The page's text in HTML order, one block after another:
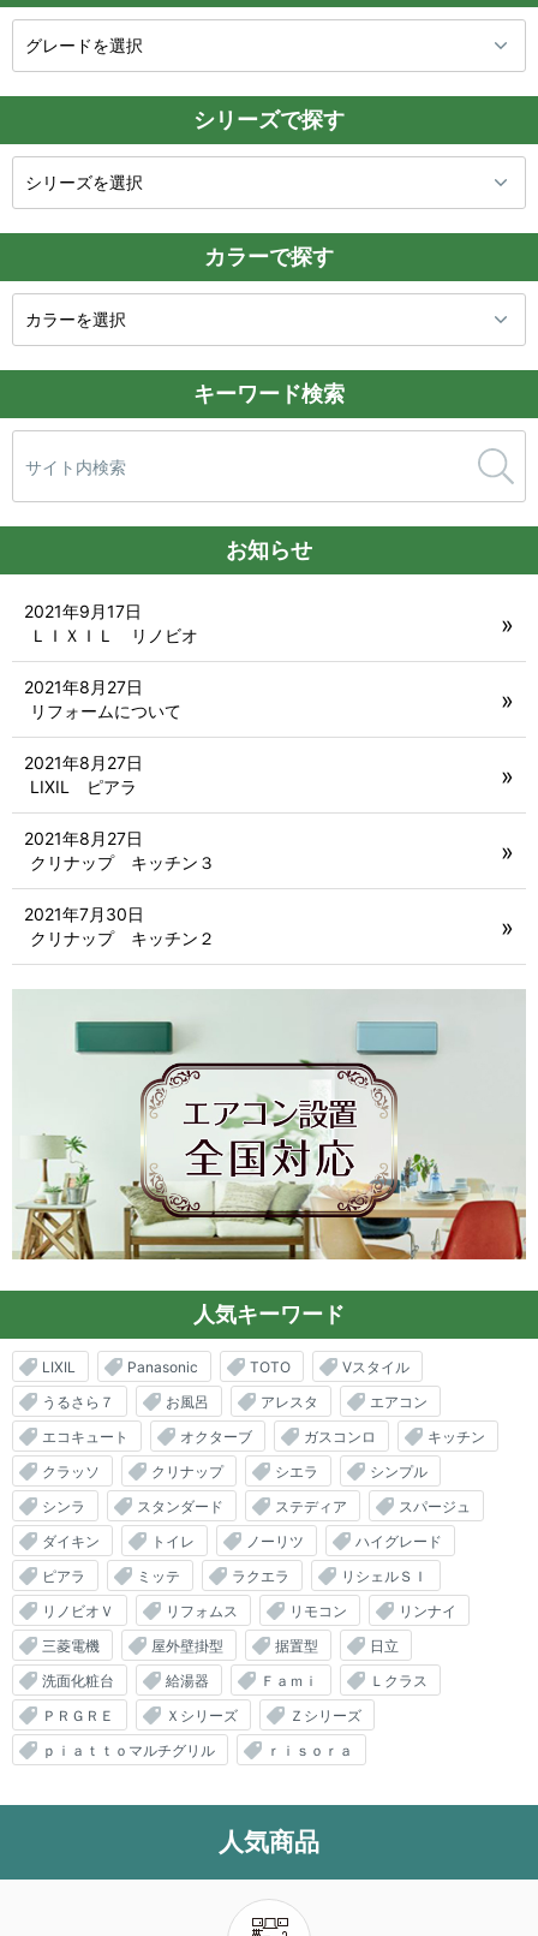
シリーズで探す
カラーで探す
キーワード検索
索:
お知らせ
ＬＩＸＩＬ リノビオ
2021年9月17日
リフォームについて
2021年8月27日
LIXIL ピアラ
2021年8月27日
クリナップ キッチン３
2021年8月27日
クリナップ キッチン２
2021年7月30日
人気キーワード
LIXIL Panasonic TOTO
Vスタイル
うるさら７
お風呂 アレスタ
エアコン
エコキュート
オクターブ ガスコンロ
キッチン
クラッソ
クリナップ シエラ
シンプル
シンラ
スタンダード ステディア
スパージュ
ダイキン
トイレ ノーリツ
ハイグレード
ピアラ
ミッテ ラクエラ
リシェルＳＩ
リノビオＶ
リフォムス リモコン
リンナイ
三菱電機
屋外壁掛型 据置型
日立
洗面化粧台
給湯器 Ｆａｍｉ
Ｌクラス
ＰＲＧＲＥ
Ｘシリーズ
Ｚシリーズ
ｐｉａｔｔｏマルチグリル
ｒｉｓｏｒａ
人気商品